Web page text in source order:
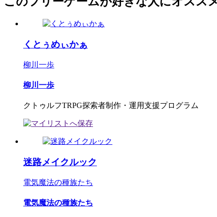
くとぅめぃかぁ
柳川一歩
柳川一歩
クトゥルフTRPG探索者制作・運用支援プログラム
迷路メイクルック
電気魔法の種族たち
電気魔法の種族たち